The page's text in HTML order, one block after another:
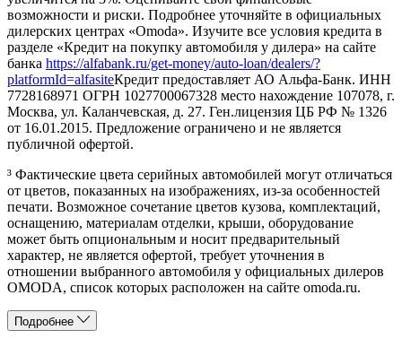
возможности и риски. Подробнее уточняйте в официальных
дилерских центрах «Omoda». Изучите все условия кредита в
разделе «Кредит на покупку автомобиля у дилера» на сайте
банка https://alfabank.ru/get-money/auto-loan/dealers/?
platformId=alfasiteКредит предоставляет АО Альфа-Банк. ИНН
7728168971 ОГРН 1027700067328 место нахождение 107078, г.
Москва, ул. Каланчевская, д. 27. Ген.лицензия ЦБ РФ № 1326
от 16.01.2015. Предложение ограничено и не является
публичной офертой.
³ Фактические цвета серийных автомобилей могут отличаться
от цветов, показанных на изображениях, из-за особенностей
печати. Возможное сочетание цветов кузова, комплектаций,
оснащению, материалам отделки, крыши, оборудование
может быть опциональным и носит предварительный
характер, не является офертой, требует уточнения в
отношении выбранного автомобиля у официальных дилеров
OMODA, список которых расположен на сайте omoda.ru.
Подробнее